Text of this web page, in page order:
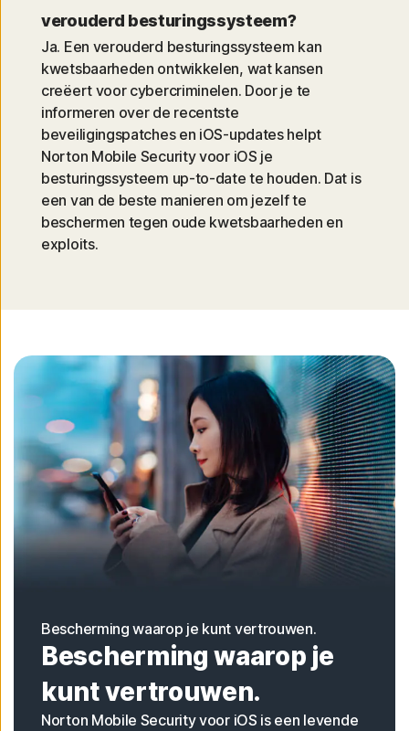
verouderd besturingssysteem?
Ja. Een verouderd besturingssysteem kan
kwetsbaarheden ontwikkelen, wat kansen
creëert voor cybercriminelen. Door je te
informeren over de recentste
beveiligingspatches en iOS-updates helpt
Norton Mobile Security voor iOS je
besturingssysteem up-to-date te houden. Dat is
een van de beste manieren om jezelf te
beschermen tegen oude kwetsbaarheden en
exploits.
Bescherming waarop je kunt vertrouwen.
Bescherming waarop je
kunt vertrouwen.
Norton Mobile Security voor iOS is een levende